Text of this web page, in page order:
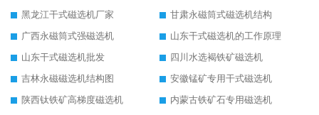
黑龙江干式磁选机厂家
甘肃永磁筒式磁选机结构
广西永磁筒式强磁选机
山东干式磁选机的工作原理
山东干式磁选机批发
四川水选褐铁矿磁选机
吉林永磁磁选机结构图
安徽锰矿专用干式磁选机
陕西钛铁矿高梯度磁选机
内蒙古铁矿石专用磁选机